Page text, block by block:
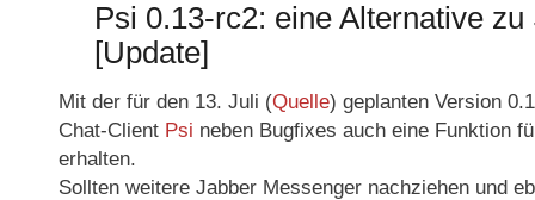
Psi 0.13-rc2: eine Alternative zu
[Update]
Mit der für den 13. Juli (Quelle) geplanten Version
Chat-Client Psi neben Bugfixes auch eine Funktion
erhalten.
Sollten weitere Jabber Messenger nachziehen und